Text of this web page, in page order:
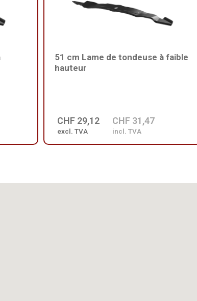
51 cm Lame de tondeuse à faible
hauteur
CHF 29,12
excl. TVA
CHF 31,47
incl. TVA